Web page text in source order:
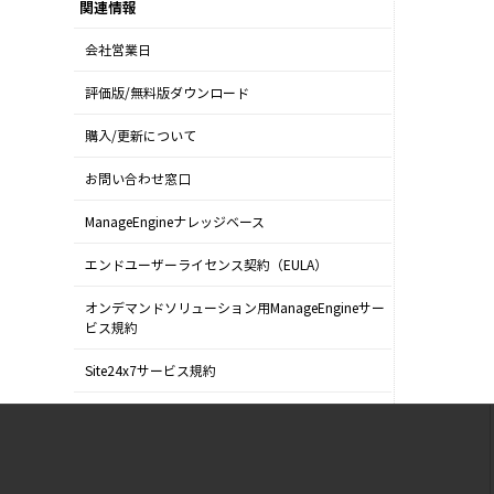
関連情報
会社営業日
評価版/無料版ダウンロード
購入/更新について
お問い合わせ窓口
ManageEngineナレッジベース
エンドユーザーライセンス契約（EULA）
オンデマンドソリューション用ManageEngineサー
ビス規約
Site24x7サービス規約